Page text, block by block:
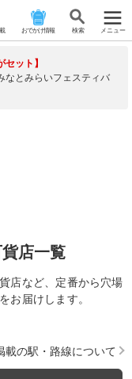
おでかけ情報 検 索 メニュー
セット】
なとみらいフェスティバ
店一覧
店など、定番から穴場
お届けします。
載の駅・路線について